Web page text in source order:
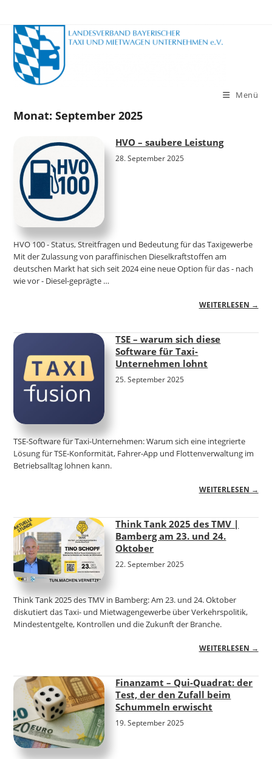
Inhalt
springen
Menü
Monat:September 2025
HVO – saubere Leistung
28. September 2025
HVO 100 - Status, Streitfragen und Bedeutung für das Taxigewerbe
Mit der Zulassung von paraffinischen Dieselkraftstoffen am
deutschen Markt hat sich seit 2024 eine neue Option für das - nach
wie vor - Diesel-geprägte …
WEITERLESEN →
TSE – warum sich diese
Software für Taxi-
Unternehmen lohnt
25. September 2025
TSE-Software für Taxi-Unternehmen: Warum sich eine integrierte
Lösung für TSE-Konformität, Fahrer-App und Flottenverwaltung im
Betriebsalltag lohnen kann.
WEITERLESEN →
Think Tank 2025 des TMV |
Bamberg am 23. und 24.
Oktober
22. September 2025
Think Tank 2025 des TMV in Bamberg: Am 23. und 24. Oktober
diskutiert das Taxi- und Mietwagengewerbe über Verkehrspolitik,
Mindestentgelte, Kontrollen und die Zukunft der Branche.
WEITERLESEN →
Finanzamt – Qui-Quadrat: der
Test, der den Zufall beim
Schummeln erwischt
19. September 2025